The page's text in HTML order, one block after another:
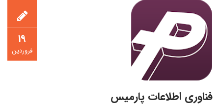
۱۹
فروردین
فناوری اطلاعات پارمیس